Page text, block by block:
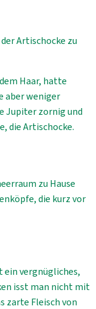
Artischocke zu
Haar, hatte
aber weniger
Jupiter zornig und
die Artischocke.
zu Hause
die kurz vor
ein vergnügliches,
isst man nicht mit
zarte Fleisch von